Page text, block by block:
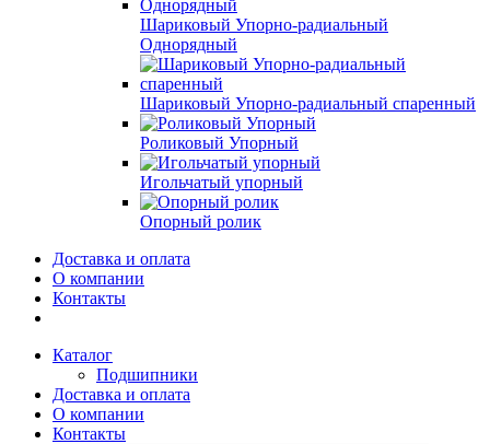
Шариковый Упорно-радиальный
Однорядный
Шариковый Упорно-радиальный спаренный
Роликовый Упорный
Игольчатый упорный
Опорный ролик
Доставка и оплата
О компании
Контакты
Каталог
Подшипники
Доставка и оплата
О компании
Контакты